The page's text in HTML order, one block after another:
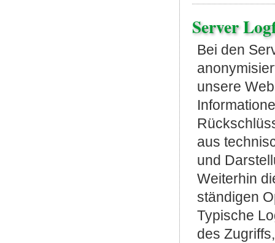
Server
Bei den
unsere
aus
und
Weiterhin
ständigen
Typische
des